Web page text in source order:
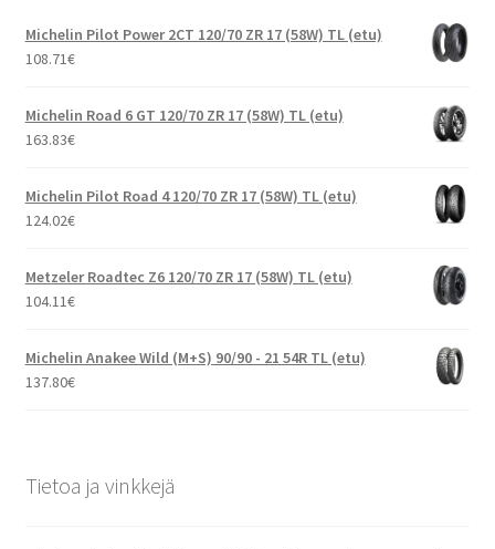
Michelin Pilot Power 2CT 120/70 ZR 17 (58W) TL (etu)
108.71€
Michelin Road 6 GT 120/70 ZR 17 (58W) TL (etu)
163.83€
Michelin Pilot Road 4 120/70 ZR 17 (58W) TL (etu)
124.02€
Metzeler Roadtec Z6 120/70 ZR 17 (58W) TL (etu)
104.11€
Michelin Anakee Wild (M+S) 90/90 - 21 54R TL (etu)
137.80€
Tietoa ja vinkkejä